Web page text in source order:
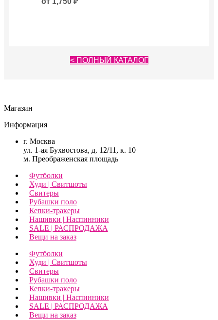
< ПОЛНЫЙ КАТАЛОГ
Магазин
Информация
г. Москва
ул. 1-ая Бухвостова, д. 12/11, к. 10
м. Преображенская площадь
Футболки
Худи | Свитшоты
Свитеры
Рубашки поло
Кепки-тракеры
Нашивки | Наспинники
SALE | РАСПРОДАЖА
Вещи на заказ
Футболки
Худи | Свитшоты
Свитеры
Рубашки поло
Кепки-тракеры
Нашивки | Наспинники
SALE | РАСПРОДАЖА
Вещи на заказ